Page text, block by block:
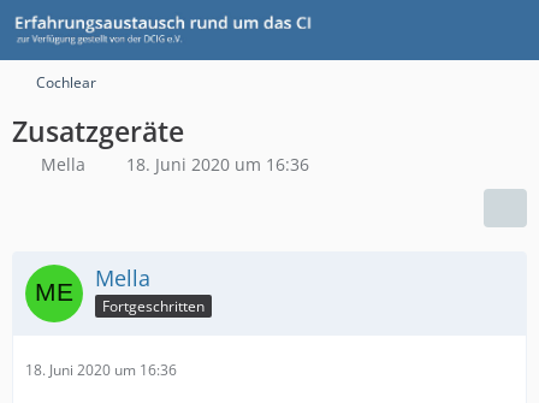
Cochlear
Zusatzgeräte
Mella 18. Juni 2020 um 16:36
Mella
Fortgeschritten
18. Juni 2020 um 16:36